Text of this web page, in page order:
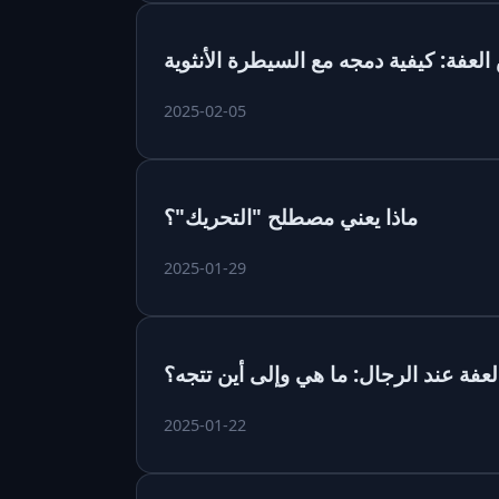
كيفية دمجه مع السيطرة الأنثوية
2025-02-05
ماذا يعني مصطلح "التحريك"؟
2025-01-29
عند الرجال: ما هي وإلى أين تتجه؟
2025-01-22